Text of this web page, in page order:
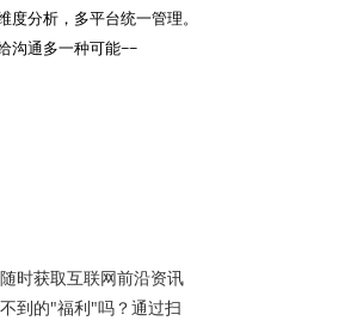
度分析，多平台统一管理。
沟通多一种可能~~
时获取互联网前沿资讯
到的"福利"吗？通过扫